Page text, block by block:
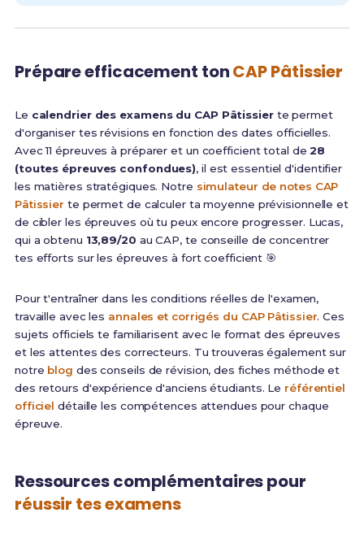
Prépare efficacement tonCAP Pâtissier
Le calendrier des examens du CAP Pâtissierte permet
d'organiser tes révisions en fonction des dates officielles.
Avec 11 épreuves à préparer et un coefficient total de28
(toutes épreuves confondues), il est essentiel d'identifier
les matières stratégiques. Notre simulateur de notes CAP
Pâtissier te permet de calculer ta moyenne prévisionnelle et
de cibler les épreuves où tu peux encore progresser. Lucas,
qui a obtenu 13,89/20 au CAP, te conseille de concentrer
tes efforts sur les épreuves à fort coefficient 🎯
Pour t'entraîner dans les conditions réelles de l'examen,
travaille avec les annales et corrigés du CAP Pâtissier. Ces
sujets officiels te familiarisent avec le format des épreuves
et les attentes des correcteurs. Tu trouveras également sur
notre blog des conseils de révision, des fiches méthode et
des retours d'expérience d'anciens étudiants. Le référentiel
officiel détaille les compétences attendues pour chaque
épreuve.
Ressources complémentaires pour
réussir tes examens